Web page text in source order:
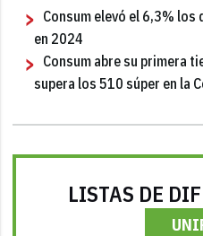
Consum elevó el 6,3%
en 2024
Consum abre su primera
supera los 510 súper en la
LISTAS DE